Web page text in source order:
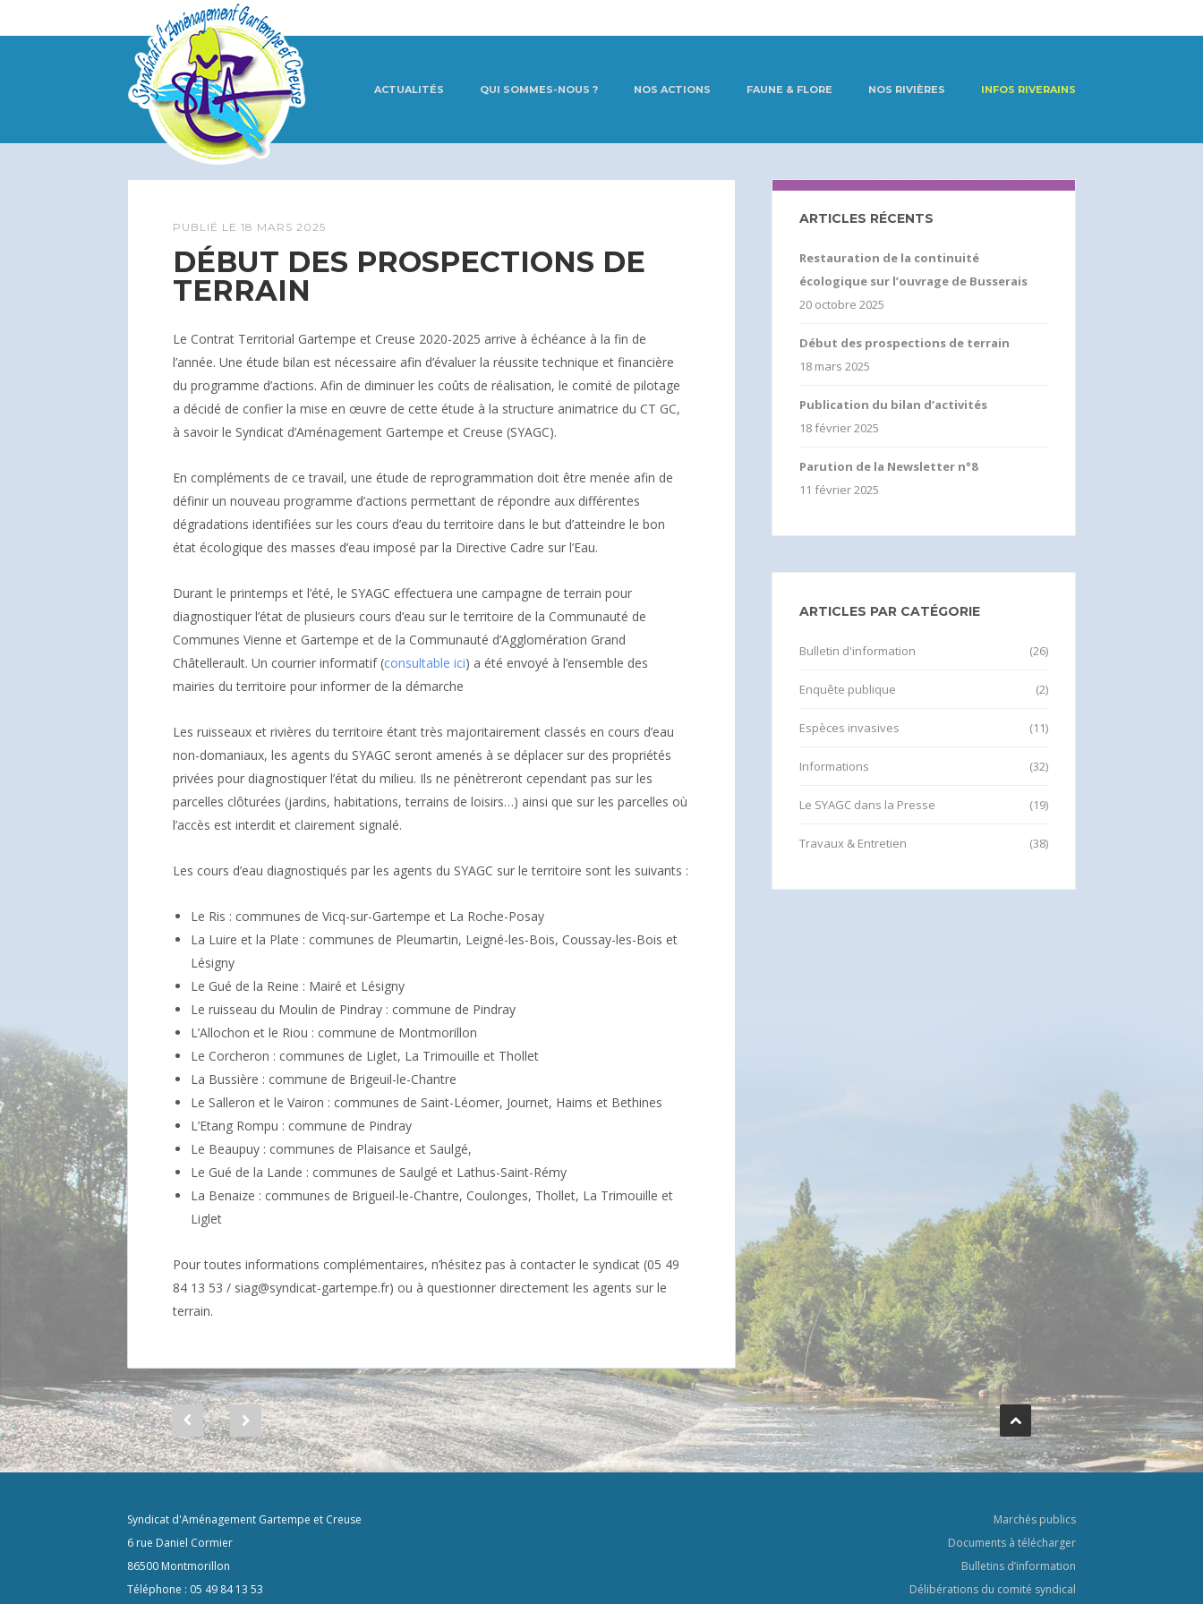
ACTUALITÉS QUI SOMMES-NOUS ? NOS ACTIONS FAUNE & FLORE NOS RIVIÈRES INFOS RIVERAINS
PUBLIÉ LE 18 MARS 2025
DÉBUT DES PROSPECTIONS DE
TERRAIN
Le Contrat Territorial Gartempe et Creuse 2020-2025 arrive à échéance à la fin de
l’année. Une étude bilan est nécessaire afin d’évaluer la réussite technique et financière
du programme d’actions. Afin de diminuer les coûts de réalisation, le comité de pilotage
a décidé de confier la mise en œuvre de cette étude à la structure animatrice du CT GC,
à savoir le Syndicat d’Aménagement Gartempe et Creuse (SYAGC).
En compléments de ce travail, une étude de reprogrammation doit être menée afin de
définir un nouveau programme d’actions permettant de répondre aux différentes
dégradations identifiées sur les cours d’eau du territoire dans le but d’atteindre le bon
état écologique des masses d’eau imposé par la Directive Cadre sur l’Eau.
Durant le printemps et l’été, le SYAGC effectuera une campagne de terrain pour
diagnostiquer l’état de plusieurs cours d’eau sur le territoire de la Communauté de
Communes Vienne et Gartempe et de la Communauté d’Agglomération Grand
Châtellerault. Un courrier informatif (consultable ici) a été envoyé à l’ensemble des
mairies du territoire pour informer de la démarche
Les ruisseaux et rivières du territoire étant très majoritairement classés en cours d’eau
non-domaniaux, les agents du SYAGC seront amenés à se déplacer sur des propriétés
privées pour diagnostiquer l’état du milieu. Ils ne pénètreront cependant pas sur les
parcelles clôturées (jardins, habitations, terrains de loisirs…) ainsi que sur les parcelles où
l’accès est interdit et clairement signalé.
Les cours d’eau diagnostiqués par les agents du SYAGC sur le territoire sont les suivants :
Le Ris : communes de Vicq-sur-Gartempe et La Roche-Posay
La Luire et la Plate : communes de Pleumartin, Leigné-les-Bois, Coussay-les-Bois et
Lésigny
Le Gué de la Reine : Mairé et Lésigny
Le ruisseau du Moulin de Pindray : commune de Pindray
L’Allochon et le Riou : commune de Montmorillon
Le Corcheron : communes de Liglet, La Trimouille et Thollet
La Bussière : commune de Brigeuil-le-Chantre
Le Salleron et le Vairon : communes de Saint-Léomer, Journet, Haims et Bethines
L’Etang Rompu : commune de Pindray
Le Beaupuy : communes de Plaisance et Saulgé,
Le Gué de la Lande : communes de Saulgé et Lathus-Saint-Rémy
La Benaize : communes de Brigueil-le-Chantre, Coulonges, Thollet, La Trimouille et
Liglet
Pour toutes informations complémentaires, n’hésitez pas à contacter le syndicat (05 49
84 13 53 / siag@syndicat-gartempe.fr) ou à questionner directement les agents sur le
terrain.
ARTICLES RÉCENTS
Restauration de la continuité
écologique sur l’ouvrage de Busserais
20 octobre 2025
Début des prospections de terrain
18 mars 2025
Publication du bilan d’activités
18 février 2025
Parution de la Newsletter n°8
11 février 2025
ARTICLES PAR CATÉGORIE
Bulletin d'information (26)
Enquête publique (2)
Espèces invasives (11)
Informations (32)
Le SYAGC dans la Presse (19)
Travaux & Entretien (38)
Syndicat d'Aménagement Gartempe et Creuse
6 rue Daniel Cormier
86500 Montmorillon
Téléphone : 05 49 84 13 53
Marchés publics
Documents à télécharger
Bulletins d’information
Délibérations du comité syndical